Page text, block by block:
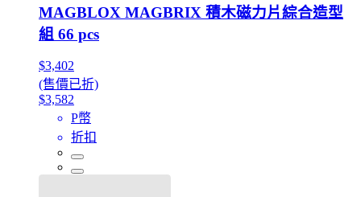
MAGBLOX MAGBRIX 積木磁力片綜合造型
組 66 pcs
$3,402
(售價已折)
$3,582
P幣
折扣